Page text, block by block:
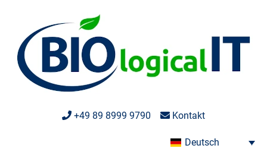
+49 89 8999 9790 Kontakt
Deutsch